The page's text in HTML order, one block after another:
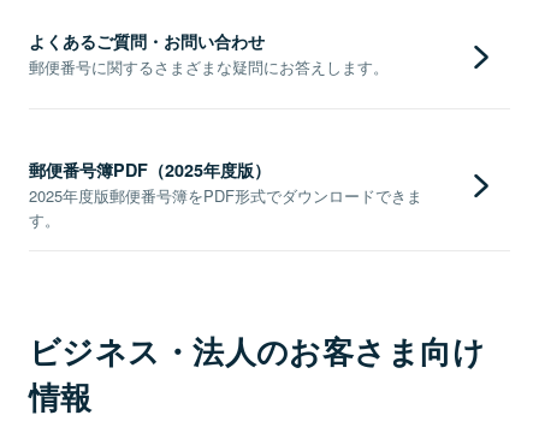
よくあるご質問・お問い合わせ
郵便番号に関するさまざまな疑問にお答えします。
郵便番号簿PDF（2025年度版）
2025年度版郵便番号簿をPDF形式でダウンロードできま
す。
ビジネス・法人のお客さま向け
情報